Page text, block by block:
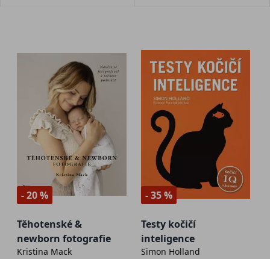
- 20 %
Těhotenské &
newborn fotografie
Kristina Mack
- 35 %
Testy kočičí
inteligence
Simon Holland